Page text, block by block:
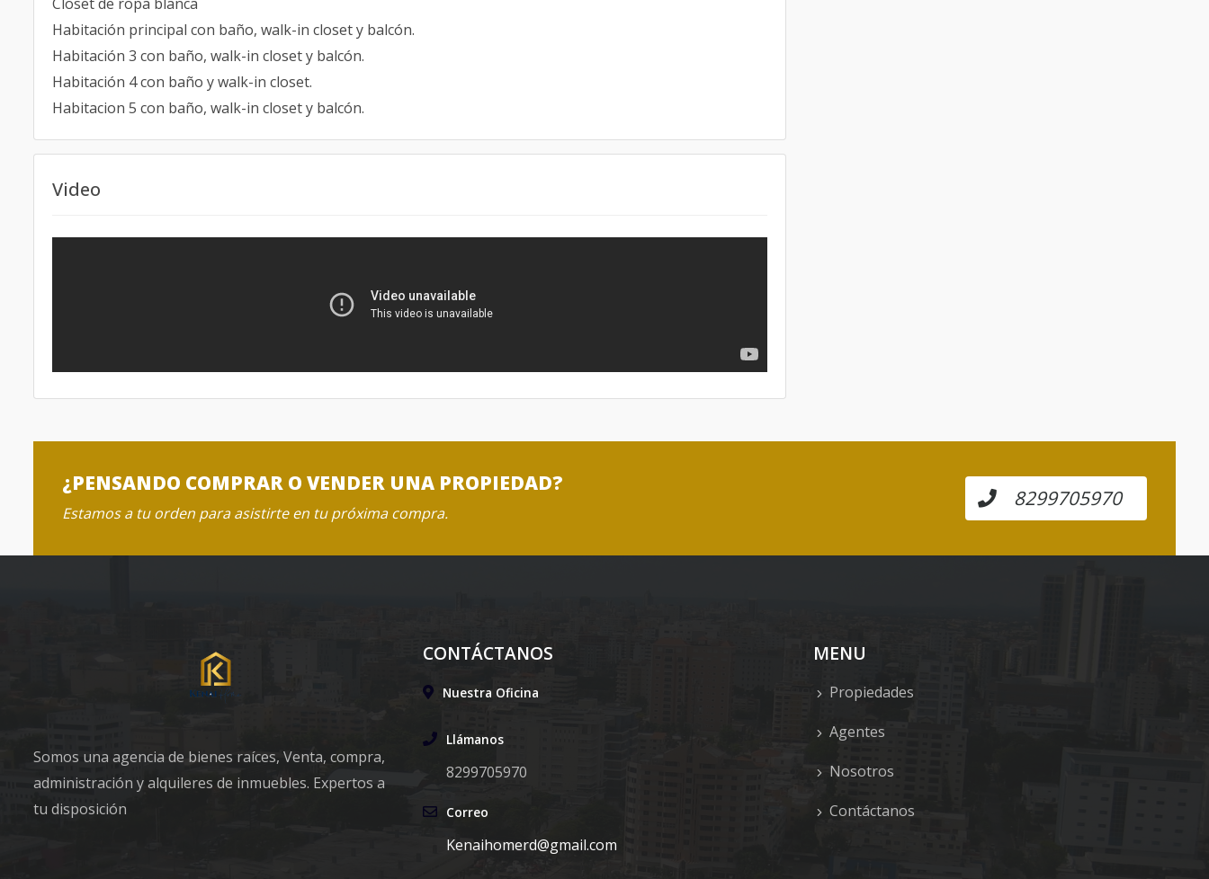
Habitación principal con baño, walk-in closet y balcón.
Habitación 3 con baño, walk-in closet y balcón.
Habitación 4 con baño y walk-in closet.
Habitacion 5 con baño, walk-in closet y balcón.
Video
¿PENSANDO COMPRAR O VENDER UNA PROPIEDAD?
Estamos a tu orden para asistirte en tu próxima compra.
8299705970
Somos una agencia de bienes raíces, Venta, compra,
administración y alquileres de inmuebles. Expertos a
tu disposición
CONTÁCTANOS
Nuestra Oficina
Llámanos
8299705970
Correo
Kenaihomerd@gmail.com
MENU
Propiedades
Agentes
Nosotros
Contáctanos